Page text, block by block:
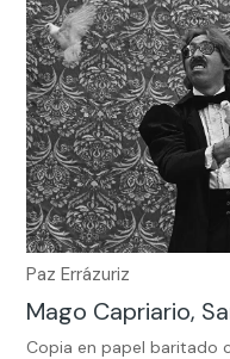
Paz Errázuriz
Mago Capriario,
Copia en papel baritado